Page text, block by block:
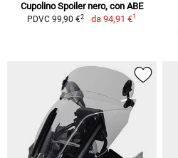
Cupolino Spoiler nero, con ABE
PDVC 99,90 €2 da 94,91 €1